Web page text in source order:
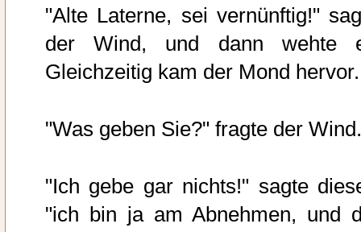
"Alte Laterne, sei vernünftig!"
der Wind, und dann wehte
Gleichzeitig kam der Mond hervor.
"Was geben Sie?" fragte der Wind.
"Ich gebe gar nichts!" sagte
"ich bin ja am Abnehmen, und